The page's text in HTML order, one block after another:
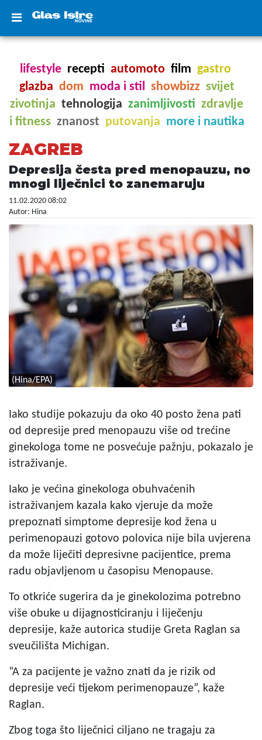
lifestyle recepti automoto film gastro
glazba dom moda i stil showbizz svijet
zivotinja tehnologija zanimljivosti zdravlje
i fitness znanost putovanja more i nautika
ZAGREB
Depresija česta pred menopauzu, no
mnogi liječnici to zanemaruju
11.02.2020 08:02
Autor: Hina
(Hina/EPA)
Iako studije pokazuju da oko 40 posto žena pati
od depresije pred menopauzu više od trećine
ginekologa tome ne posvećuje pažnju, pokazalo je
istraživanje.
Iako je većina ginekologa obuhvaćenih
istraživanjem kazala kako vjeruje da može
prepoznati simptome depresije kod žena u
perimenopauzi gotovo polovica nije bila uvjerena
da može liječiti depresivne pacijentice, prema
radu objavljenom u časopisu Menopause.
To otkriće sugerira da je ginekolozima potrebno
više obuke u dijagnosticiranju i liječenju
depresije, kaže autorica studije Greta Raglan sa
sveučilišta Michigan.
“A za pacijente je važno znati da je rizik od
depresije veći tijekom perimenopauze”, kaže
Raglan.
Zbog toga što liječnici ciljano ne tragaju za